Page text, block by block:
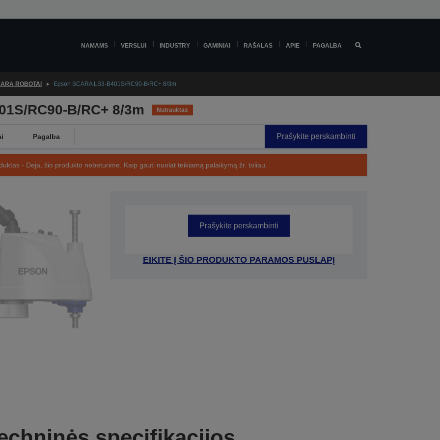
NAMAMS VERSLUI INDUSTRY GAMINIAI RAŠALAS APIE PAGALBA
ROBOTAI Epson SCARA LS3-B401S/RC90-B/RC+ 8/3m
RC90-B/RC+ 8/3m Nutrauktas
Pagalba Prašykite perskambinti
- Deja, šio produkto nebeturime. Kaip gauti nuolat teikiamą palaikymą žr. toliau.
Prašykite perskambinti
EIKITE Į ŠIO PRODUKTO PARAMOS PUSLAPĮ